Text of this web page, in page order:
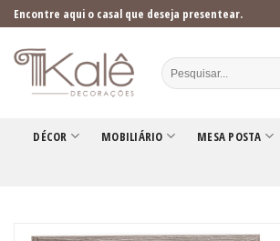
Skip
to
content
Encontre aqui o casal que deseja presentear.
DÉCOR MOBILIÁRIO MESA POSTA